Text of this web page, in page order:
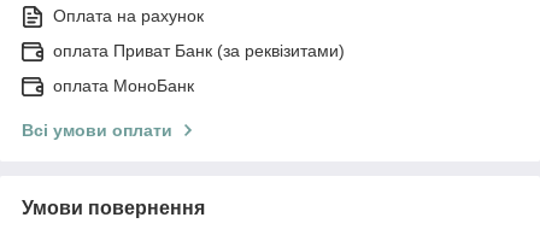
Оплата на рахунок
оплата Приват Банк (за реквізитами)
оплата МоноБанк
Всі умови оплати
Умови повернення